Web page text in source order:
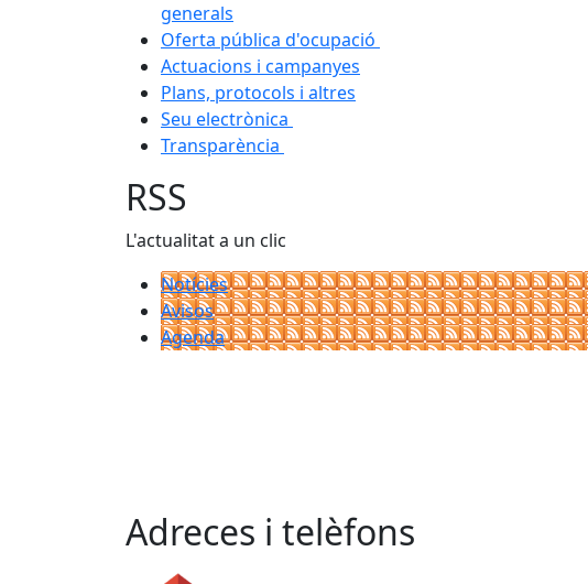
generals
Oferta pública d'ocupació
Actuacions i campanyes
Plans, protocols i altres
Seu electrònica
Transparència
RSS
L'actualitat a un clic
Notícies
Avisos
Agenda
Adreces i telèfons